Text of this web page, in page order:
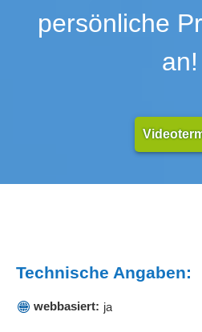
persönliche
an!
Technische Angaben:
webbasiert: ja